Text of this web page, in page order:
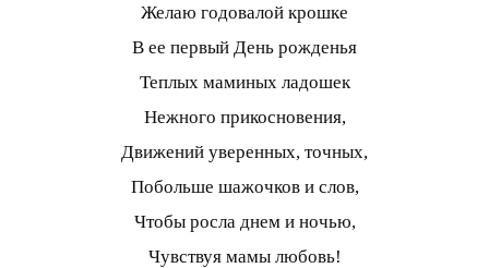
Желаю годовалой крошке
В ее первый День рожденья
Теплых маминых ладошек
Нежного прикосновения,
Движений уверенных, точных,
Побольше шажочков и слов,
Чтобы росла днем и ночью,
Чувствуя мамы любовь!